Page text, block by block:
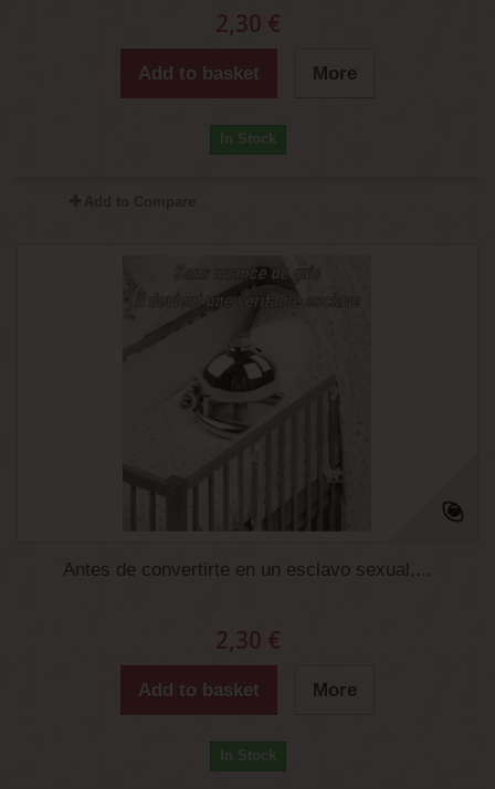
2,30 €
Add to basket More
In Stock
Antes de convertirte en un esclavo sexual,...
2,30 €
Add to basket More
In Stock